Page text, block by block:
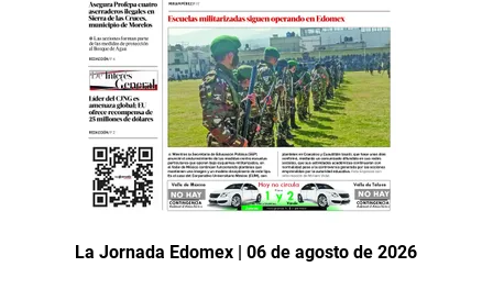
La Jornada Edomex | 06 de agosto de 2026